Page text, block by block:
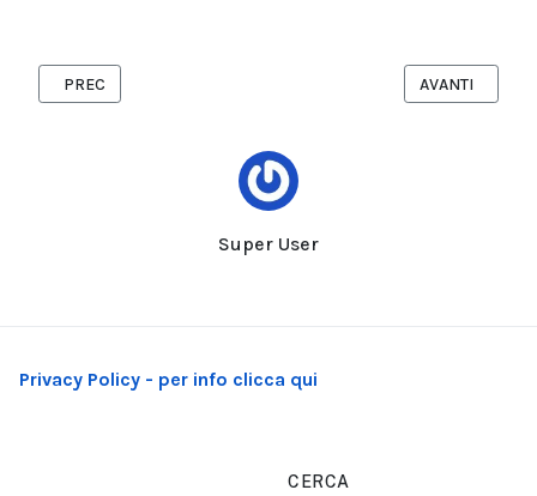
Super User
ARTICOLO PRECEDENTE: ASTRÀGALI TEATRO PORTA IN SCENA
PREC ARTICOLO
AVANTI
Privacy Policy - per info clicca qui
CERCA